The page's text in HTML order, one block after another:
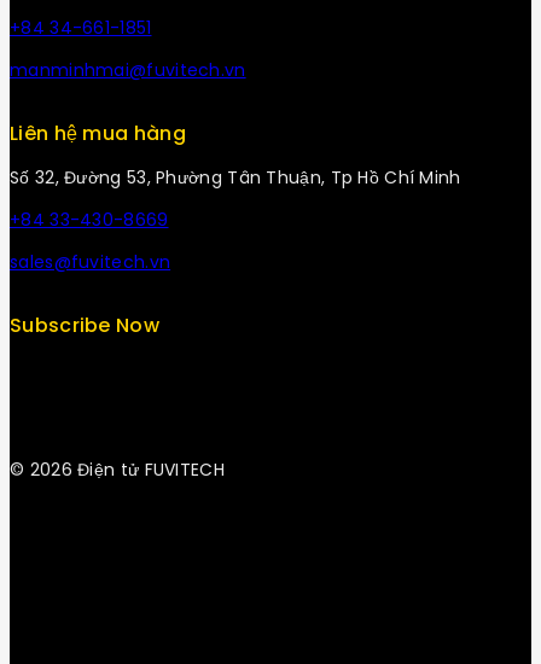
+84 34-661-1851
manminhmai@fuvitech.vn
Liên hệ mua hàng
Số 32, Đường 53, Phường Tân Thuận, Tp Hồ Chí Minh
+84 33-430-8669
sales@fuvitech.vn
Subscribe Now
© 2026 Điện tử FUVITECH